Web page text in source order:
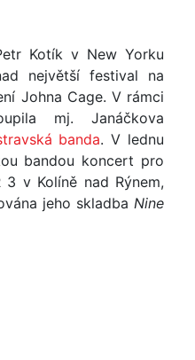
Kotík v New Yorku
největší festival na
Johna Cage. V rámci
mj. Janáčkova
banda. V lednu
bandou koncert pro
3 v Kolíně nad Rýnem,
jeho skladba Nine